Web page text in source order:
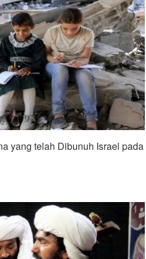
yang telah Dibunuh Israel pada